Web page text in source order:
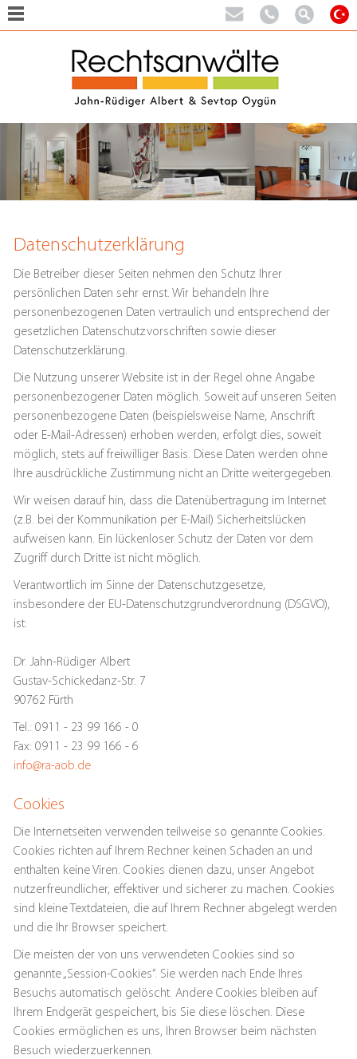
Datenschutzerklärung
Die Betreiber dieser Seiten nehmen den Schutz Ihrer
persönlichen Daten sehr ernst. Wir behandeln Ihre
personenbezogenen Daten vertraulich und entsprechend der
gesetzlichen Datenschutzvorschriften sowie dieser
Datenschutzerklärung.
Die Nutzung unserer Website ist in der Regel ohne Angabe
personenbezogener Daten möglich. Soweit auf unseren Seiten
personenbezogene Daten (beispielsweise Name, Anschrift
oder E-Mail-Adressen) erhoben werden, erfolgt dies, soweit
möglich, stets auf freiwilliger Basis. Diese Daten werden ohne
Ihre ausdrückliche Zustimmung nicht an Dritte weitergegeben.
Wir weisen darauf hin, dass die Datenübertragung im Internet
(z.B. bei der Kommunikation per E-Mail) Sicherheitslücken
aufweisen kann. Ein lückenloser Schutz der Daten vor dem
Zugriff durch Dritte ist nicht möglich.
Verantwortlich im Sinne der Datenschutzgesetze,
insbesondere der EU-Datenschutzgrundverordnung (DSGVO),
ist:
Dr. Jahn-Rüdiger Albert
Gustav-Schickedanz-Str. 7
90762 Fürth
Tel.: 0911 - 23 99 166 - 0
Fax: 0911 - 23 99 166 - 6
info@ra-aob.de
Cookies
Die Internetseiten verwenden teilweise so genannte Cookies.
Cookies richten auf Ihrem Rechner keinen Schaden an und
enthalten keine Viren. Cookies dienen dazu, unser Angebot
nutzerfreundlicher, effektiver und sicherer zu machen. Cookies
sind kleine Textdateien, die auf Ihrem Rechner abgelegt werden
und die Ihr Browser speichert.
Die meisten der von uns verwendeten Cookies sind so
genannte „Session-Cookies“. Sie werden nach Ende Ihres
Besuchs automatisch gelöscht. Andere Cookies bleiben auf
Ihrem Endgerät gespeichert, bis Sie diese löschen. Diese
Cookies ermöglichen es uns, Ihren Browser beim nächsten
Besuch wiederzuerkennen.